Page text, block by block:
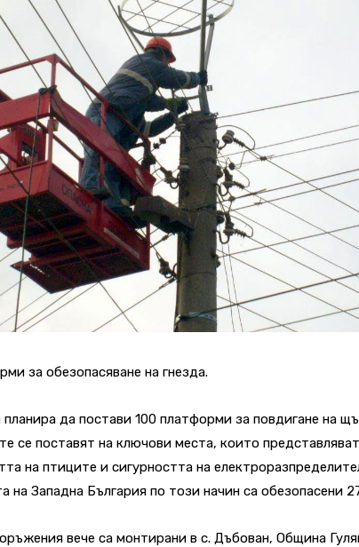
за обезопасяване на гнезда.
планира да постави 100 платформи за повдигане на
се поставят на ключови места, които
на птиците и сигурността на
на Западна България по този начин са обезопасени
вече са монтирани в с. Дъбован, Община